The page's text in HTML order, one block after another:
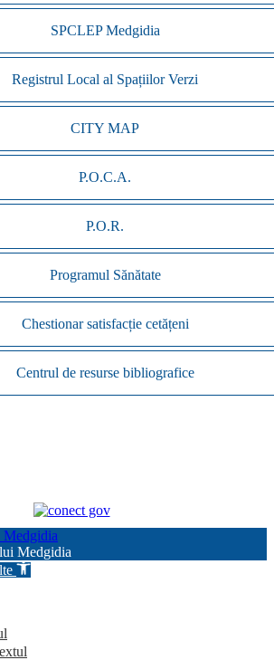
SPCLEP Medgidia
Registrul Local al Spațiilor Verzi
CITY MAP
P.O.C.A.
P.O.R.
Programul Sănătate
Chestionar satisfacție cetățeni
Centrul de resurse bibliografice
Medgidia